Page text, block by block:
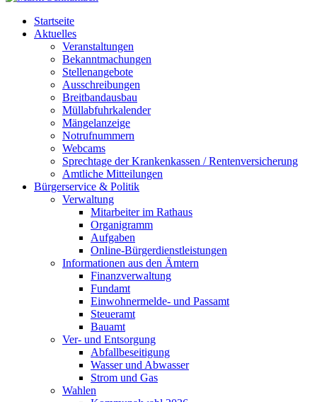
Startseite
Aktuelles
Veranstaltungen
Bekanntmachungen
Stellenangebote
Ausschreibungen
Breitbandausbau
Müllabfuhrkalender
Mängelanzeige
Notrufnummern
Webcams
Sprechtage der Krankenkassen / Rentenversicherung
Amtliche Mitteilungen
Bürgerservice & Politik
Verwaltung
Mitarbeiter im Rathaus
Organigramm
Aufgaben
Online-Bürgerdienstleistungen
Informationen aus den Ämtern
Finanzverwaltung
Fundamt
Einwohnermelde- und Passamt
Steueramt
Bauamt
Ver- und Entsorgung
Abfallbeseitigung
Wasser und Abwasser
Strom und Gas
Wahlen